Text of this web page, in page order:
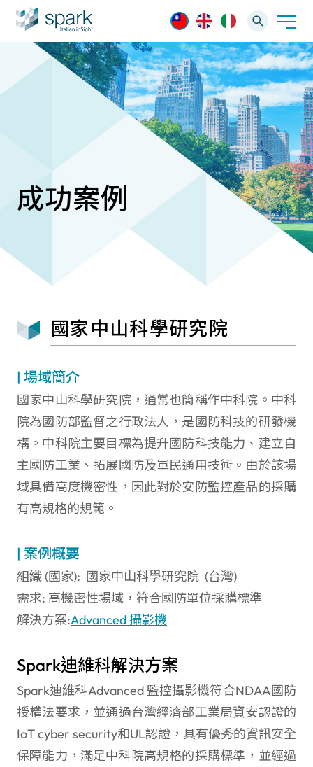
AI VMS 影像管理平台
AI 一站式解決方案
輕量化監控(16-32路)
大範圍監控(64-256路)
技術支援
成功案例
國家中山科學研究院
| 場域簡介
國家中山科學研究院，通常也簡稱作中科院。中科
院為國防部監督之行政法人，是國防科技的研發機
構。中科院主要目標為提升國防科技能力、建立自
主國防工業、拓展國防及軍民通用技術。由於該場
域具備高度機密性，因此對於安防監控產品的採購
有高規格的規範。
| 案例概要
組織 (國家): 國家中山科學研究院 (台灣)
需求: 高機密性場域，符合國防單位採購標準
解決方案:Advanced 攝影機
Spark迪維科解決方案
Spark迪維科Advanced 監控攝影機符合NDAA國防
授權法要求，並通過台灣經濟部工業局資安認證的
IoT cyber security和UL認證，具有優秀的資訊安全
保障能力，滿足中科院高規格的採購標準，並經過